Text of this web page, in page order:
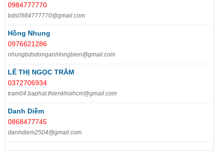
0984777770
bds0984777770@gmail.com
Hồng Nhung
0976621286
nhungbdsdonganhlongbien@gmail.com
LÊ THỊ NGỌC TRÂM
0372706934
tram04.baphat.thienkhoihcm@gmail.com
Danh Diễm
0868477745
danhdiem2504@gmail.com